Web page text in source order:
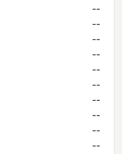
--
--
--
--
--
--
--
--
--
--